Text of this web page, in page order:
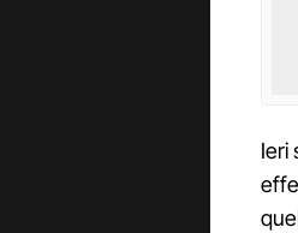
Ieri